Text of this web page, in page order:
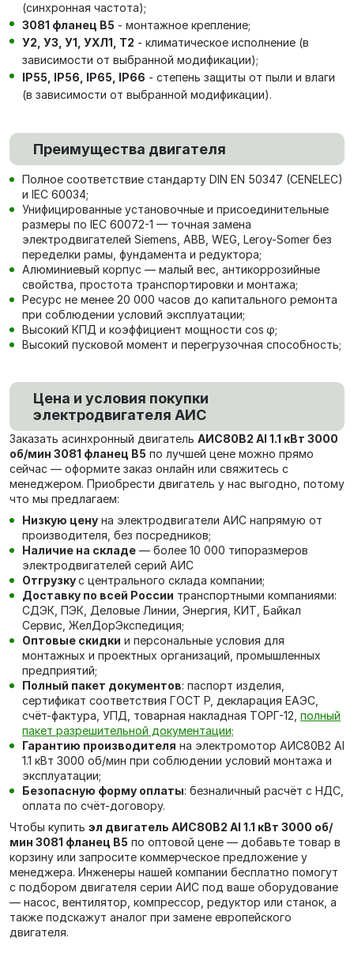
(синхронная частота);
3081 фланец В5 - монтажное крепление;
У2, У3, У1, УХЛ1, Т2 - климатическое исполнение (в
зависимости от выбранной модификации);
IP55, IP56, IP65, IP66 - степень защиты от пыли и влаги
(в зависимости от выбранной модификации).
Преимущества двигателя
Полное соответствие стандарту DIN EN 50347 (CENELEC)
и IEC 60034;
Унифицированные установочные и присоединительные
размеры по IEC 60072-1 — точная замена
электродвигателей Siemens, ABB, WEG, Leroy-Somer без
переделки рамы, фундамента и редуктора;
Алюминиевый корпус — малый вес, антикоррозийные
свойства, простота транспортировки и монтажа;
Ресурс не менее 20 000 часов до капитального ремонта
при соблюдении условий эксплуатации;
Высокий КПД и коэффициент мощности cos φ;
Высокий пусковой момент и перегрузочная способность;
Цена и условия покупки
электродвигателя АИС
Заказать асинхронный двигатель АИС80В2 Al 1.1 кВт 3000
об/мин 3081 фланец В5 по лучшей цене можно прямо
сейчас — оформите заказ онлайн или свяжитесь с
менеджером. Приобрести двигатель у нас выгодно, потому
что мы предлагаем:
Низкую цену на электродвигатели АИС напрямую от
производителя, без посредников;
Наличие на складе — более 10 000 типоразмеров
электродвигателей серий АИС
Отгрузкус центрального склада компании;
Доставку по всей России транспортными компаниями:
СДЭК, ПЭК, Деловые Линии, Энергия, КИТ, Байкал
Сервис, ЖелДорЭкспедиция;
Оптовые скидки и персональные условия для
монтажных и проектных организаций, промышленных
предприятий;
Полный пакет документов: паспорт изделия,
сертификат соответствия ГОСТ Р, декларация ЕАЭС,
счёт-фактура, УПД, товарная накладная ТОРГ-12, полный
пакет разрешительной документации;
Гарантию производителя на электромотор АИС80В2 Al
1.1 кВт 3000 об/мин при соблюдении условий монтажа и
эксплуатации;
Безопасную форму оплаты: безналичный расчёт с НДС,
оплата по счёт-договору.
Чтобы купить эл двигатель АИС80В2 Al 1.1 кВт 3000 об/
мин 3081 фланец В5 по оптовой цене — добавьте товар в
корзину или запросите коммерческое предложение у
менеджера. Инженеры нашей компании бесплатно помогут
с подбором двигателя серии АИС под ваше оборудование
— насос, вентилятор, компрессор, редуктор или станок, а
также подскажут аналог при замене европейского
двигателя.